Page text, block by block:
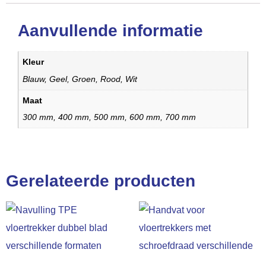
Aanvullende informatie
Kleur
Blauw, Geel, Groen, Rood, Wit
Maat
300 mm, 400 mm, 500 mm, 600 mm, 700 mm
Gerelateerde producten